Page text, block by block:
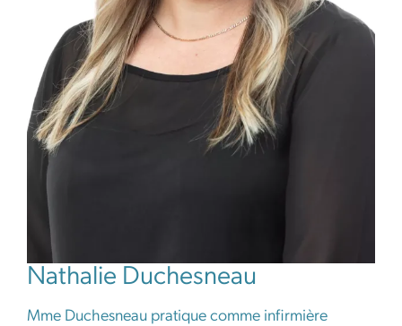
Nathalie Duchesneau
Mme Duchesneau pratique comme infirmière